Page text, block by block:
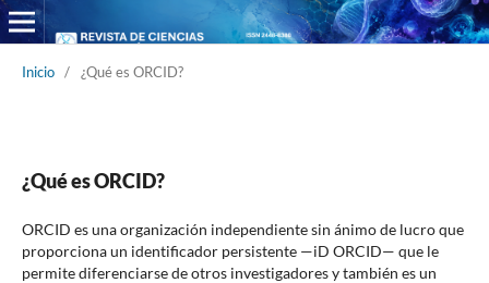
Inicio / ¿Qué es ORCID?
¿Qué es ORCID?
ORCID es una organización independiente sin ánimo de lucro que
proporciona un identificador persistente —iD ORCID— que le
permite diferenciarse de otros investigadores y también es un